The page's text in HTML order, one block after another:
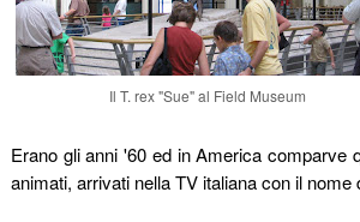
Il T. rex "Sue" al Field Museum
Erano gli anni '60 ed in America comparve
animati, arrivati nella TV italiana con il nome